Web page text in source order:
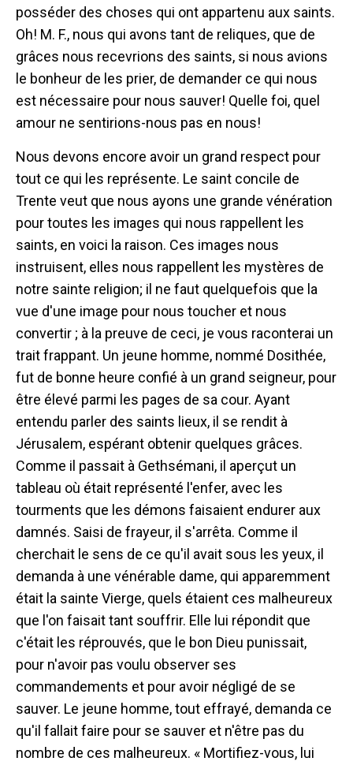
posséder des choses qui ont appartenu aux saints.
Oh! M. F., nous qui avons tant de reliques, que de
grâces nous recevrions des saints, si nous avions
le bonheur de les prier, de demander ce qui nous
est nécessaire pour nous sauver! Quelle foi, quel
amour ne sentirions-nous pas en nous!
Nous devons encore avoir un grand respect pour
tout ce qui les représente. Le saint concile de
Trente veut que nous ayons une grande vénération
pour toutes les images qui nous rappellent les
saints, en voici la raison. Ces images nous
instruisent, elles nous rappellent les mystères de
notre sainte religion; il ne faut quelquefois que la
vue d'une image pour nous toucher et nous
convertir ; à la preuve de ceci, je vous raconterai un
trait frappant. Un jeune homme, nommé Dosithée,
fut de bonne heure confié à un grand seigneur, pour
être élevé parmi les pages de sa cour. Ayant
entendu parler des saints lieux, il se rendit à
Jérusalem, espérant obtenir quelques grâces.
Comme il passait à Gethsémani, il aperçut un
tableau où était représenté l'enfer, avec les
tourments que les démons faisaient endurer aux
damnés. Saisi de frayeur, il s'arrêta. Comme il
cherchait le sens de ce qu'il avait sous les yeux, il
demanda à une vénérable dame, qui apparemment
était la sainte Vierge, quels étaient ces malheureux
que l'on faisait tant souffrir. Elle lui répondit que
c'était les réprouvés, que le bon Dieu punissait,
pour n'avoir pas voulu observer ses
commandements et pour avoir négligé de se
sauver. Le jeune homme, tout effrayé, demanda ce
qu'il fallait faire pour se sauver et n'être pas du
nombre de ces malheureux. « Mortifiez-vous, lui